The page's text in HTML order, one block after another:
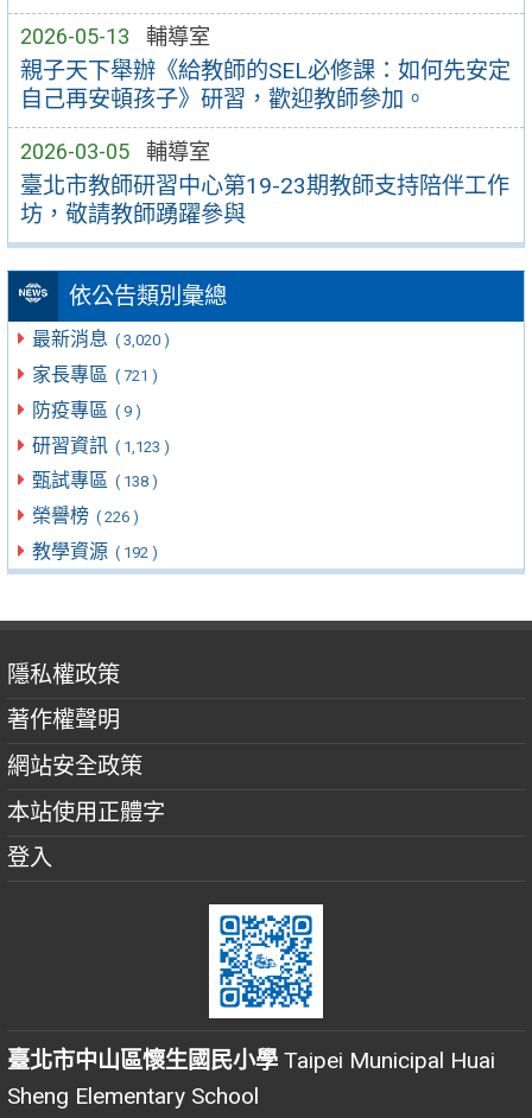
2026-05-13 輔導室
親子天下舉辦《給教師的SEL必修課：如何先安定
自己再安頓孩子》研習，歡迎教師參加。
2026-03-05 輔導室
臺北市教師研習中心第19-23期教師支持陪伴工作
坊，敬請教師踴躍參與
依公告類別彙總
最新消息 ( 3,020 )
家長專區 ( 721 )
防疫專區 ( 9 )
研習資訊 ( 1,123 )
甄試專區 ( 138 )
榮譽榜 ( 226 )
教學資源 ( 192 )
隱私權政策
著作權聲明
網站安全政策
本站使用正體字
登入
臺北市中山區懷生國民小學 Taipei Municipal Huai
Sheng Elementary School